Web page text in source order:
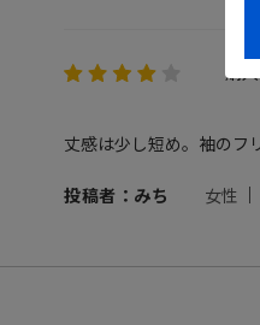
購入
丈感は少し短め。袖のフ
投稿者：みち 女性